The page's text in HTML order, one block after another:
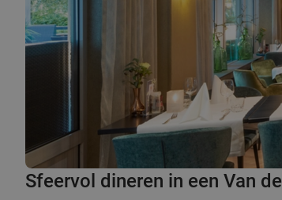
Sfeervol dineren in een Van